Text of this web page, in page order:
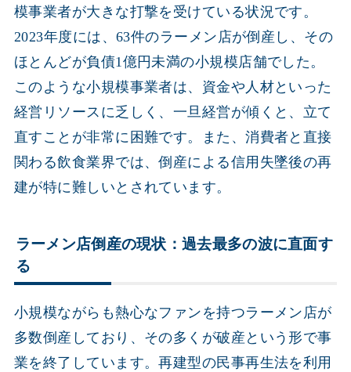
模事業者が大きな打撃を受けている状況です。
2023年度には、63件のラーメン店が倒産し、その
ほとんどが負債1億円未満の小規模店舗でした。
このような小規模事業者は、資金や人材といった
経営リソースに乏しく、一旦経営が傾くと、立て
直すことが非常に困難です。また、消費者と直接
関わる飲食業界では、倒産による信用失墜後の再
建が特に難しいとされています。
ラーメン店倒産の現状：過去最多の波に直面す
る
小規模ながらも熱心なファンを持つラーメン店が
多数倒産しており、その多くが破産という形で事
業を終了しています。再建型の民事再生法を利用